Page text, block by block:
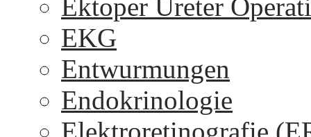
Ektoper Ureter
EKG
Entwurmungen
Endokrinologie
Elektroretinografie